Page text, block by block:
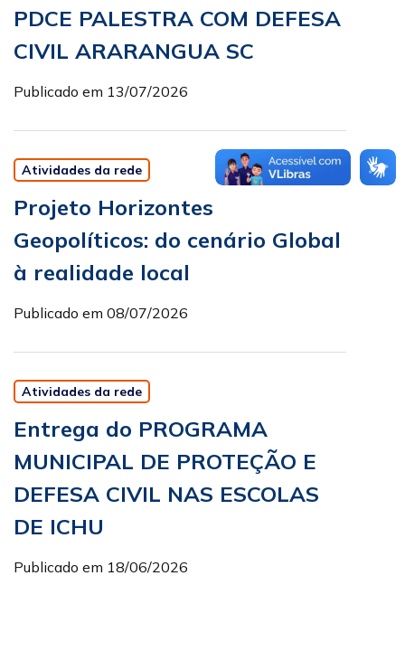
PDCE PALESTRA COM DEFESA
CIVIL ARARANGUA SC
Publicado em 13/07/2026
Atividades da rede
Projeto Horizontes
Geopolíticos: do cenário Global
à realidade local
Publicado em 08/07/2026
Atividades da rede
Entrega do PROGRAMA
MUNICIPAL DE PROTEÇÃO E
DEFESA CIVIL NAS ESCOLAS
DE ICHU
Publicado em 18/06/2026